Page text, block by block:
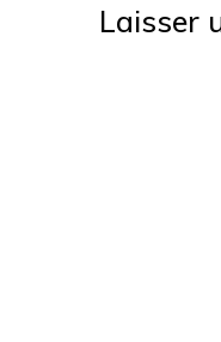
Laisser